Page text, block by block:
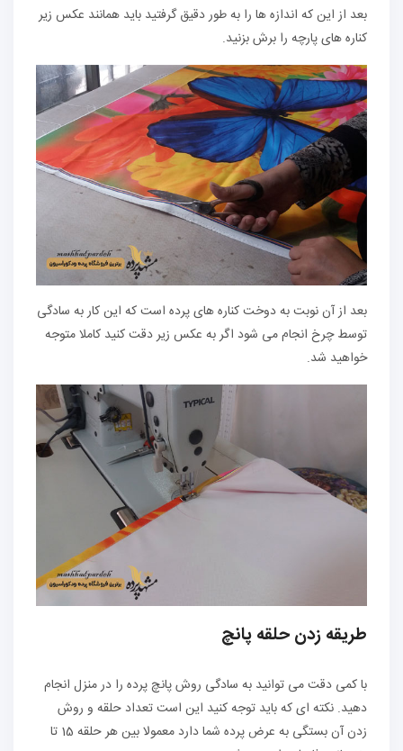
بعد از این که اندازه ها را به طور دقیق گرفتید باید همانند عکس زیر
کناره های پارچه را برش بزنید.
بعد از آن نوبت به دوخت کناره های پرده است که این کار به سادگی
توسط چرخ انجام می شود اگر به عکس زیر دقت کنید کاملا متوجه
خواهید شد.
طریقه زدن حلقه پانچ
با کمی دقت می توانید به سادگی روش پانچ پرده را در منزل انجام
دهید. نکته ای که باید توجه کنید این است تعداد حلقه و روش
زدن آن بستگی به عرض پرده شما دارد معمولا بین هر حلقه 15 تا